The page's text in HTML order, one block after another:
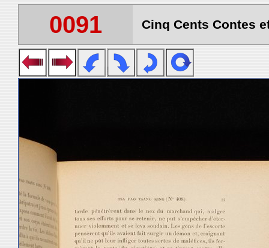
0091 Cinq Cents Contes